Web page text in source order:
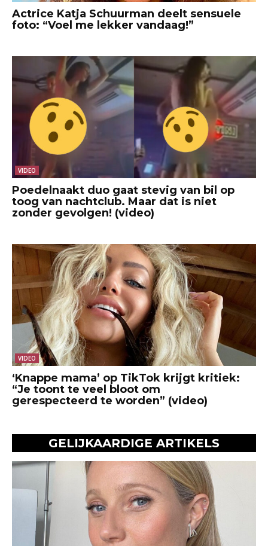
Actrice Katja Schuurman deelt sensuele
foto: “Voel me lekker vandaag!”
VIDEO
Poedelnaakt duo gaat stevig van bil op
toog van nachtclub. Maar dat is niet
zonder gevolgen! (video)
VIDEO
‘Knappe mama’ op TikTok krijgt kritiek:
“Je toont te veel bloot om
gerespecteerd te worden” (video)
GELIJKAARDIGE ARTIKELS